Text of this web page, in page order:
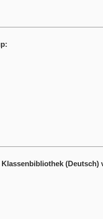
(Deutsch)